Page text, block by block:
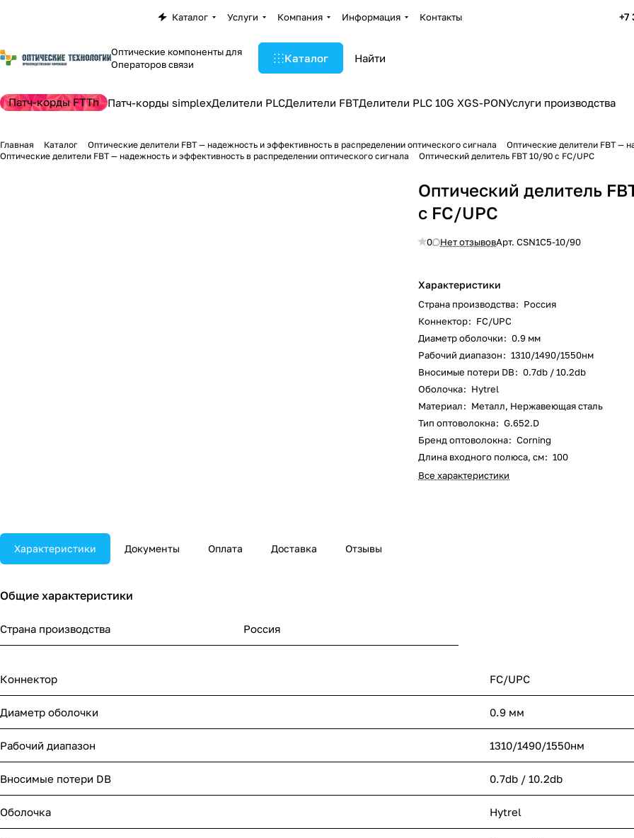
Каталог Услуги Компания Информация Контакты +7
Оптические компоненты для
Операторов связи
Каталог
Патч-корды FTTh Патч-корды simplexДелители PLCДелители FBTДелители PLC 10G XGS-PONУслуги производства
Главная Каталог Оптические делители FBT — надежность и эффективность в распределении оптического сигнала
Оптические делители FBT —
Оптические делители FBT — надежность и эффективность в распределении оптического сигнала
Оптический делитель FBT 10/90 с FC/UPC
Оптический делитель
с FC/UPC
0 Нет отзывовАрт.CSN1C5-10/90
Характеристики
Страна производства: Россия
Коннектор: FC/UPC
Диаметр оболочки: 0.9 мм
Рабочий диапазон: 1310/1490/1550нм
Вносимые потери DB: 0.7db / 10.2db
Оболочка: Hytrel
Материал: Металл, Нержавеющая сталь
Тип оптоволокна: G.652.D
Бренд оптоволокна: Corning
Длина входного полюса, см: 100
Все характеристики
Характеристики Документы Оплата Доставка Отзывы
Общие характеристики
Страна производства Россия
Коннектор FC/UPC
Диаметр оболочки 0.9 мм
Рабочий диапазон 1310/1490/1550нм
Вносимые потери DB 0.7db / 10.2db
Оболочка Hytrel